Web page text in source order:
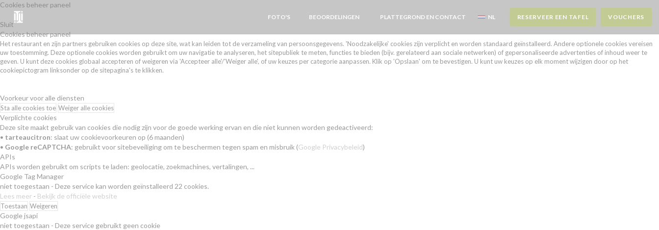
Cookies beheer paneel
Sluit
Cookies beheer paneel
Het restaurant en zijn partners gebruiken cookies op deze site, wat kan leiden tot de verzameling van persoonsgegevens. 'Noodzakelijke' cookies zijn verplicht en worden standaard geïnstalleerd. Andere optionele cookies vereisen
uw toestemming. Deze optionele cookies worden gebruikt om uw navigatie te analyseren, het sitepubliek te meten, functies te bieden (bijv. gerelateerd aan sociale netwerken) of gepersonaliseerde advertenties of inhoud weer te
geven. U kunt deze cookies globaal accepteren of weigeren via 'Accepteer alle'/'Weiger alle', of uw keuzes per categorie aanpassen. Klik op 'Opslaan' om te bevestigen. U kunt uw keuzes op elk moment wijzigen door op het
cookiepictogram linksonder op de sitepagina's te klikken.
Voorkeur voor alle diensten
Sta alle cookies toe Weiger alle cookies
Verplichte cookies
Deze site maakt gebruik van cookies die nodig zijn voor de goede werking ervan en die niet kunnen worden gedeactiveerd:
• tarteaucitron: slaat uw cookievoorkeuren op (6 maanden)
• Google reCAPTCHA: gebruikt voor sitebeveiliging om te beschermen tegen spam en misbruik (Google Privacybeleid)
APIs
APIs worden gebruikt om scripts te laden: geolocatie, zoekmachines, vertalingen, ...
Google Tag Manager
niet toegestaan - Deze service kan worden geïnstalleerd 22 cookies.
Lees meer - Bekijk de officiële website
Toestaan Weigeren
Google jsapi
niet toegestaan - Deze service gebruikt geen cookie
FOTO'S BEOORDELINGEN ((OPENT IN EEN NIEUW VENSTER))
((OPENT IN EEN NIEUW VENSTER))
PLATTEGROND EN CONTACT NL RESERVEER EEN TAFEL VOUCHERS